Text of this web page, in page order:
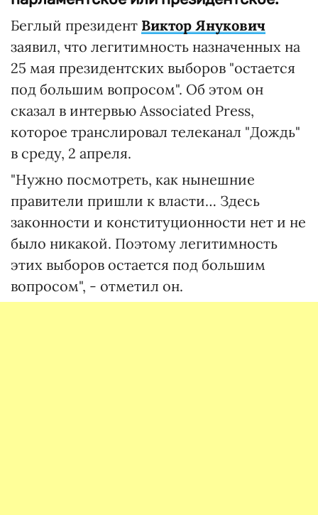
Беглый президент Виктор Янукович
заявил, что легитимность назначенных на
25 мая президентских выборов "остается
под большим вопросом". Об этом он
сказал в интервью Associated Press,
которое транслировал телеканал "Дождь"
в среду, 2 апреля.
"Нужно посмотреть, как нынешние
правители пришли к власти… Здесь
законности и конституционности нет и не
было никакой. Поэтому легитимность
этих выборов остается под большим
вопросом", - отметил он.